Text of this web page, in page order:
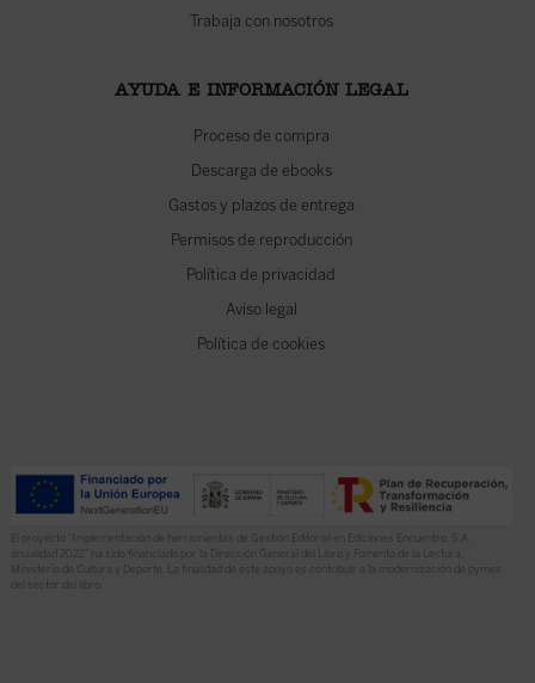
Trabaja con nosotros
AYUDA E INFORMACIÓN LEGAL
Proceso de compra
Descarga de ebooks
Gastos y plazos de entrega
Permisos de reproducción
Política de privacidad
Aviso legal
Política de cookies
El proyecto “Implementación de herramientas de Gestión Editorial en Ediciones Encuentro, S.A.
anualidad 2022” ha sido financiado por la Dirección General del Libro y Fomento de la Lectura,
Ministerio de Cultura y Deporte. La finalidad de este apoyo es contribuir a la modernización de pymes
del sector del libro.